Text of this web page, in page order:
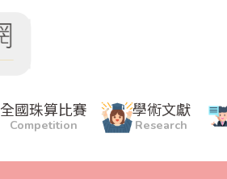
全國珠算比賽
Competition
學術文獻
Research